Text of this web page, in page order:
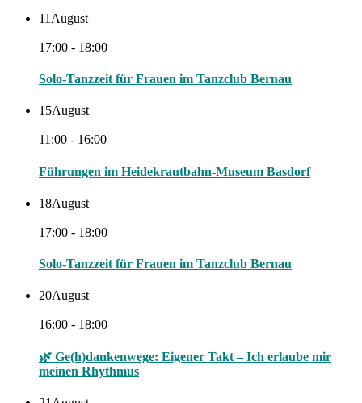
11 August
17:00 - 18:00
Solo-Tanzzeit für Frauen im Tanzclub Bernau
15August
11:00 - 16:00
Führungen im Heidekrautbahn-Museum Basdorf
18August
17:00 - 18:00
Solo-Tanzzeit für Frauen im Tanzclub Bernau
20August
16:00 - 18:00
🌿 Ge(h)dankenwege: Eigener Takt – Ich erlaube mir
meinen Rhythmus